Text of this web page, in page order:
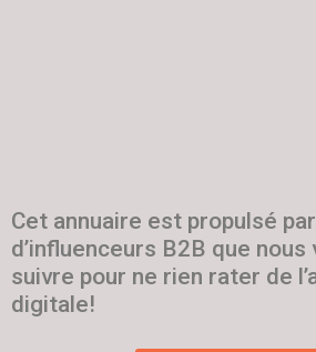
Cet annuaire est propulsé
d’influenceurs B2B que nous
suivre pour ne rien rater de
digitale!